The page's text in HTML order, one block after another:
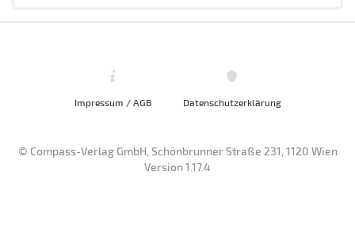
Impressum / AGB Datenschutzerklärung
© Compass-Verlag GmbH, Schönbrunner Straße 231, 1120 Wien
Version 1.17.4